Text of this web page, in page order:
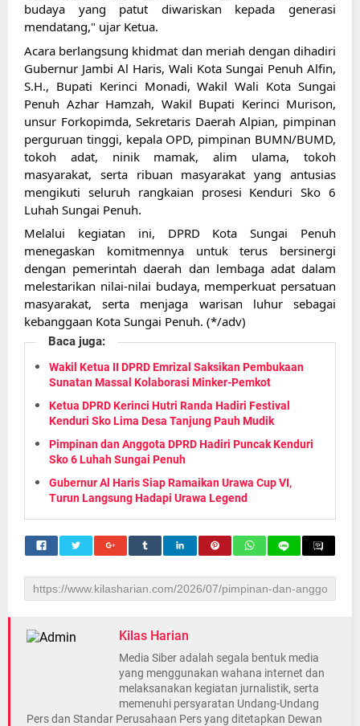
budaya yang patut diwariskan kepada generasi
mendatang," ujar Ketua.
Acara berlangsung khidmat dan meriah dengan dihadiri
Gubernur Jambi Al Haris, Wali Kota Sungai Penuh Alfin,
S.H., Bupati Kerinci Monadi, Wakil Wali Kota Sungai
Penuh Azhar Hamzah, Wakil Bupati Kerinci Murison,
unsur Forkopimda, Sekretaris Daerah Alpian, pimpinan
perguruan tinggi, kepala OPD, pimpinan BUMN/BUMD,
tokoh adat, ninik mamak, alim ulama, tokoh
masyarakat, serta ribuan masyarakat yang antusias
mengikuti seluruh rangkaian prosesi Kenduri Sko 6
Luhah Sungai Penuh.
Melalui kegiatan ini, DPRD Kota Sungai Penuh
menegaskan komitmennya untuk terus bersinergi
dengan pemerintah daerah dan lembaga adat dalam
melestarikan nilai-nilai budaya, memperkuat persatuan
masyarakat, serta menjaga warisan luhur sebagai
kebanggaan Kota Sungai Penuh. (*/adv)
Baca juga:
Wakil Ketua II DPRD Emrizal Saksikan Pembukaan
Sunatan Massal Kolaborasi Minker-Pemkot
Ketua DPRD Kerinci Hutri Randa Hadiri Festival
Kenduri Sko Lima Desa Tanjung Pauh Mudik
Pimpinan dan Anggota DPRD Hadiri Puncak Kenduri
Sko 6 Luhah Sungai Penuh
Gubernur Al Haris Siap Ramaikan Urawa Cup VI,
Turun Langsung Hadapi Urawa Legend
Kilas Harian
Media Siber adalah segala bentuk media
yang menggunakan wahana internet dan
melaksanakan kegiatan jurnalistik, serta
memenuhi persyaratan Undang-Undang
Pers dan Standar Perusahaan Pers yang ditetapkan Dewan